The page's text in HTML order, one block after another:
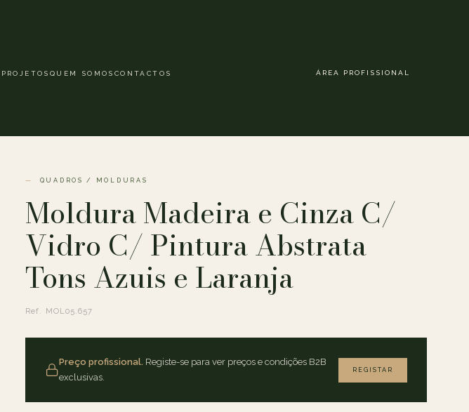
PROJETOS QUEM SOMOS CONTACTOS ÁREA PROFISSIONAL
QUADROS / MOLDURAS
Moldura Madeira e Cinza C/
Vidro C/ Pintura Abstrata
Tons Azuis e Laranja
Ref. MOL05.657
Preço profissional. Registe-se para ver preços e condições B2B
exclusivas.
REGISTAR